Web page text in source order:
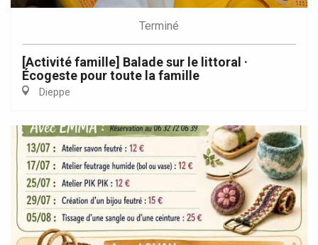
Terminé
[Activité famille] Balade sur le littoral ·
Écogeste pour toute la famille
Dieppe